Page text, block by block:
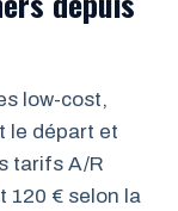
low-cost,
le départ et
tarifs A/R
120 € selon la